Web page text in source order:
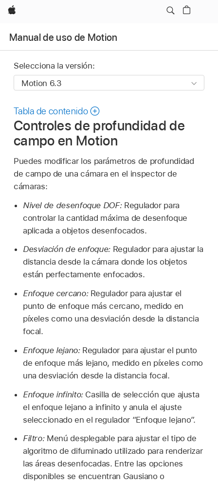
Apple
Manual de uso de Motion
Selecciona la versión:
Tabla de contenido
Controles de profundidad de
campo en Motion
Puedes modificar los parámetros de profundidad
de campo de una cámara en el inspector de
cámaras:
Nivel de desenfoque DOF:Regulador para
controlar la cantidad máxima de desenfoque
aplicada a objetos desenfocados.
Desviación de enfoque: Regulador para ajustar la
distancia desde la cámara donde los objetos
están perfectamente enfocados.
Enfoque cercano:Regulador para ajustar el
punto de enfoque más cercano, medido en
píxeles como una desviación desde la distancia
focal.
Enfoque lejano:Regulador para ajustar el punto
de enfoque más lejano, medido en píxeles como
una desviación desde la distancia focal.
Enfoque infinito:Casilla de selección que ajusta
el enfoque lejano a infinito y anula el ajuste
seleccionado en el regulador “Enfoque lejano”.
Filtro:Menú desplegable para ajustar el tipo de
algoritmo de difuminado utilizado para renderizar
las áreas desenfocadas. Entre las opciones
disponibles se encuentran Gausiano o